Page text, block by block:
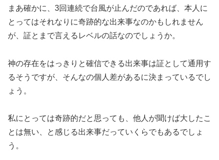
まあ確かに、3回連続で台風が止んだのであれば、本人に
とってはそれなりに奇跡的な出来事なのかもしれません
が、証とまで言えるレベルの話なのでしょうか。
神の存在をはっきりと確信できる出来事は証として通用す
るそうですが、そんなの個人差があるに決まっているでし
ょう。
私にとっては奇跡的だと思っても、他人が聞けば大したこ
とは無い、と感じる出来事だっていくらでもあるでしょ
う。